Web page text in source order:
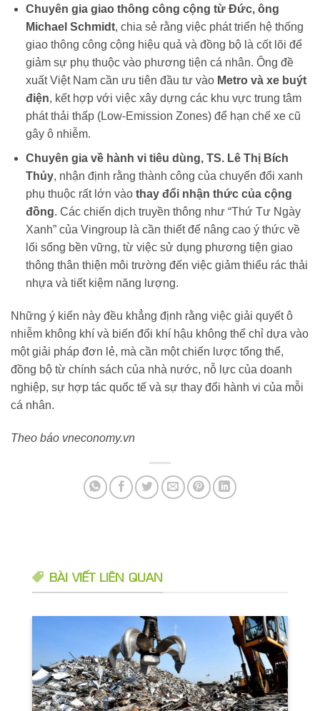
Chuyên gia giao thông công cộng từ Đức, ông
Michael Schmidt, chia sẻ rằng việc phát triển hệ thống
giao thông công cộng hiệu quả và đồng bộ là cốt lõi để
giảm sự phụ thuộc vào phương tiện cá nhân. Ông đề
xuất Việt Nam cần ưu tiên đầu tư vào Metro và xe buýt
điện, kết hợp với việc xây dựng các khu vực trung tâm
phát thải thấp (Low-Emission Zones) để hạn chế xe cũ
gây ô nhiễm.
Chuyên gia về hành vi tiêu dùng, TS. Lê Thị Bích
Thủy, nhận định rằng thành công của chuyển đổi xanh
phụ thuộc rất lớn vào thay đổi nhận thức của cộng
đồng. Các chiến dịch truyền thông như “Thứ Tư Ngày
Xanh” của Vingroup là cần thiết để nâng cao ý thức về
lối sống bền vững, từ việc sử dụng phương tiện giao
thông thân thiện môi trường đến việc giảm thiểu rác thải
nhựa và tiết kiệm năng lượng.
Những ý kiến này đều khẳng định rằng việc giải quyết ô
nhiễm không khí và biến đổi khí hậu không thể chỉ dựa vào
một giải pháp đơn lẻ, mà cần một chiến lược tổng thể,
đồng bộ từ chính sách của nhà nước, nỗ lực của doanh
nghiệp, sự hợp tác quốc tế và sự thay đổi hành vi của mỗi
cá nhân.
Theo báo vneconomy.vn
BÀI VIẾT LIÊN QUAN